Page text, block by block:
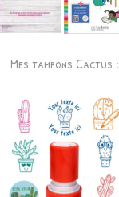
Mes tampons Cactus :